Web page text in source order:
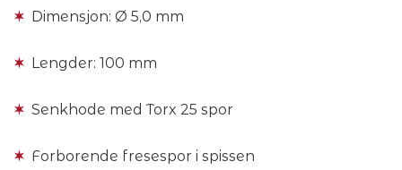
Dimensjon: Ø 5,0 mm
Lengder: 100 mm
Senkhode med Torx 25 spor
Forborende fresespor i spissen